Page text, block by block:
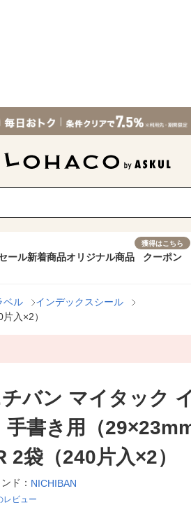
ール新着商品オリジナル商品
獲得はこちら
クーポン
ベル
インデックスシール
入×2）
バン マイタック
手書き用（
2袋（240片入×2）
ド： NICHIBAN
レビュー